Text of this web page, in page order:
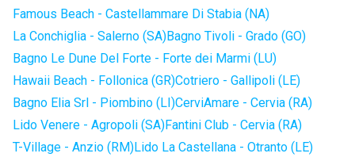
Famous Beach - Castellammare Di Stabia (NA)
La Conchiglia - Salerno (SA)Bagno Tivoli - Grado (GO)
Bagno Le Dune Del Forte - Forte dei Marmi (LU)
Hawaii Beach - Follonica (GR)Cotriero - Gallipoli (LE)
Bagno Elia Srl - Piombino (LI)CerviAmare - Cervia (RA)
Lido Venere - Agropoli (SA)Fantini Club - Cervia (RA)
T-Village - Anzio (RM)Lido La Castellana - Otranto (LE)